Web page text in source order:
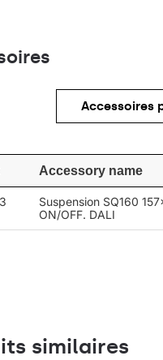
Accessoires
Accessory name
Suspension SQ160
ON/OFF. DALI
similaires